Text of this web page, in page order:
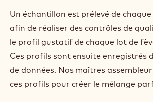
Un échantillon est prélevé de chaque
afin de réaliser des contrôles de
le profil gustatif de chaque lot de
Ces profils sont ensuite enregistrés
de données. Nos maîtres
ces profils pour créer le mélange